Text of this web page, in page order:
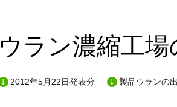
ウラン濃縮工場
2012年5月22日発表分 製品ウランの